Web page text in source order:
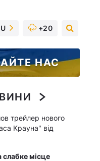
+20
НАС
трейлер нового
Крауна" від
слабке місце